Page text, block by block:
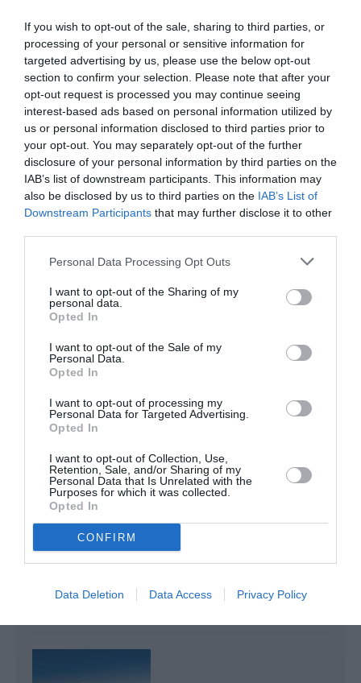
If you wish to opt-out of the sale, sharing to third parties, or
processing of your personal or sensitive information for
targeted advertising by us, please use the below opt-out
section to confirm your selection. Please note that after your
opt-out request is processed you may continue seeing
interest-based ads based on personal information utilized by
us or personal information disclosed to third parties prior to
your opt-out. You may separately opt-out of the further
disclosure of your personal information by third parties on the
IAB’s list of downstream participants. This information may
also be disclosed by us to third parties on the IAB’s List of
Downstream Participants that may further disclose it to other
Personal Data Processing Opt Outs
I want to opt-out of the Sharing of my
personal data.
Opted In
I want to opt-out of the Sale of my
Personal Data.
Opted In
I want to opt-out of processing my
Personal Data for Targeted Advertising.
Opted In
I want to opt-out of Collection, Use,
Retention, Sale, and/or Sharing of my
Personal Data that Is Unrelated with the
Purposes for which it was collected.
Opted In
CONFIRM
Data Deletion Data Access Privacy Policy
DERNIERS COMMENTAIRES
Kyle a commenté l'article :
SWISS : la rentabilité relance le débat sur son
autonomie au sein de Lufthansa Group
Le ciel n’a jamais été aussi chargé : record de 153 359
vols commerciaux le 23 juillet 2026
787 dreamliner
nouvelle zélande
LIRE AUSSI
PREMIER SEMESTRE 2026